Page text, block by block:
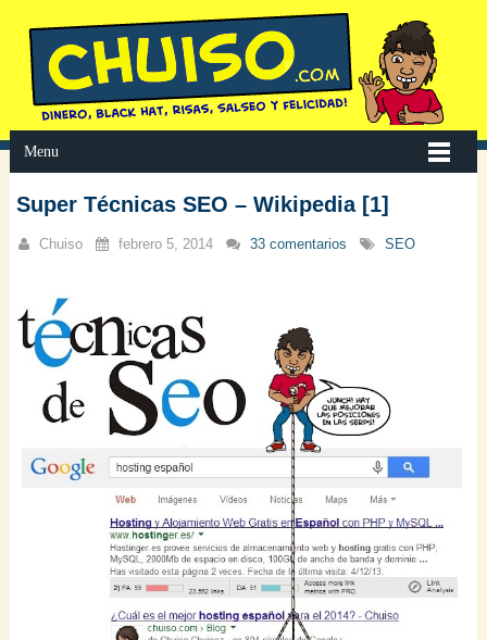
Menu
Super Técnicas SEO – Wikipedia [1]
Chuiso febrero 5, 2014 33 comentarios SEO